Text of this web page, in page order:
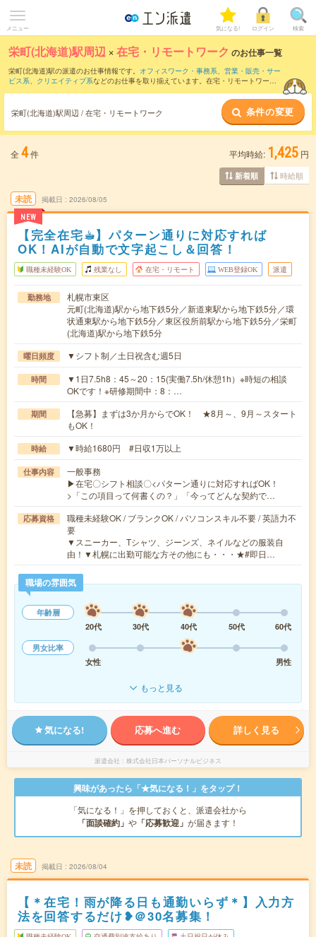
メニュー 気になる! ログイン 検索
栄町(北海道)駅周辺 ×在宅・リモートワーク のお仕事一覧
栄町(北海道)駅の派遣のお仕事情報です。 オフィスワーク・事務系、 営業・販売・サー
ビス系、 クリエイティブ系などのお仕事を取り揃えています。在宅・リモートワーク
栄町(北海道)駅周辺 / 在宅・リモートワーク 条件の変更
全 4件 平均時給: 1,425 円
新着順 時給順
未読
NEW
掲載日 2026/08/05
【完全在宅☕︎】パターン通りに対応すれば
OK！AIが自動で文字起こし＆回答！
職種未経験OK 残業なし 在宅・リモート WEB登録OK 派遣
勤務地
札幌市東区
元町(北海道)駅から地下鉄5分／新道東駅から地下鉄5分／環
状通東駅から地下鉄5分／東区役所前駅から地下鉄5分／栄町
(北海道)駅から地下鉄5分
曜日頻度 ▼シフト制／土日祝含む週5日
時間
▼1日7.5h8：45～20：15(実働7.5h/休憩1h）※時短の相談
OKです！※研修期間中：8：…
期間
【急募】まずは3か月からでOK！ ★8月～、9月～スタート
もOK！
時給 ▼時給1680円 #日収1万以上
仕事内容
一般事務
▶在宅〇シフト相談〇<パターン通りに対応すればOK！
>「この項目って何書くの？」「今ってどんな契約で…
応募資格
職種未経験OK / ブランクOK / パソコンスキル不要 / 英語力不
要
▼スニーカー、Tシャツ、ジーンズ、ネイルなどの服装自
由！▼札幌に出勤可能な方その他にも・・・★#即日…
職場の雰囲気
年齢層
20代
30代 40代 50代
60代
男女比率
女性
男性
もっと見る
気になる! 応募へ進む 詳しく見る
派遣会社 株式会社日本パーソナルビジネス
興味があったら「★気になる！」をタップ！
「気になる！」を押しておくと、派遣会社から
「面談確約」 や 「応募歓迎」 が届きます！
未読 掲載日 2026/08/04
【＊在宅！雨が降る日も通勤いらず＊】入力方
法を回答するだけ❥＠30名募集！